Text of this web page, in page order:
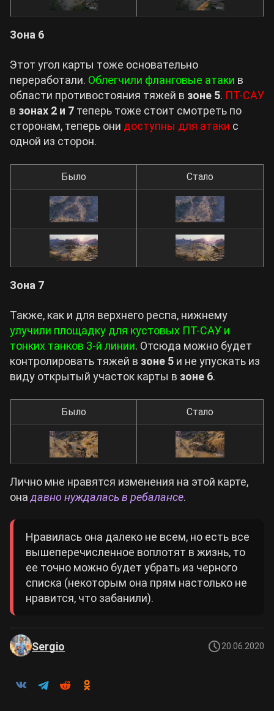
Зона 6
Этот угол карты тоже основательно
переработали. Облегчили фланговые атаки в
области противостояния тяжей в зоне 5. ПТ-САУ
в зонах 2 и 7 теперь тоже стоит смотреть по
сторонам, теперь они доступны для атаки с
одной из сторон.
Было Стало
Зона 7
Также, как и для верхнего респа, нижнему
улучили площадку для кустовых ПТ-САУ и
тонких танков 3-й линии. Отсюда можно будет
контролировать тяжей в зоне 5 и не упускать из
виду открытый участок карты в зоне 6.
Было Стало
Лично мне нравятся изменения на этой карте,
онадавно нуждалась в ребалансе.
Нравилась она далеко не всем, но есть все
вышеперечисленное воплотят в жизнь, то
ее точно можно будет убрать из черного
списка (некоторым она прям настолько не
нравится, что забанили).
Sergio 20.06.2020